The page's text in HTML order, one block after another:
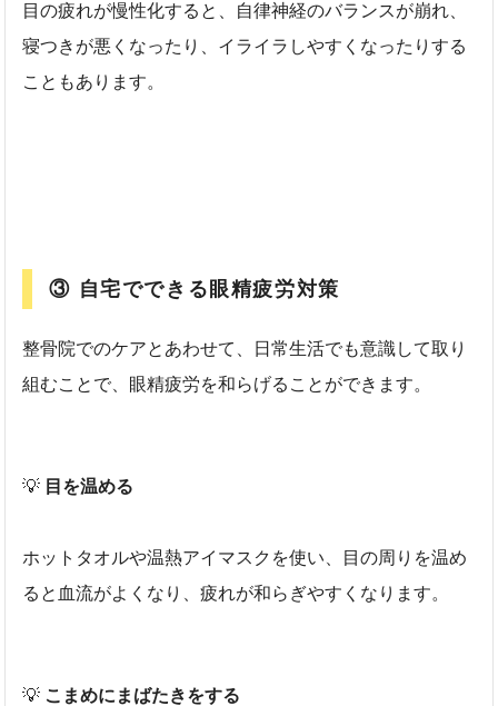
目の疲れが慢性化すると、自律神経のバランスが崩れ、
寝つきが悪くなったり、イライラしやすくなったりする
こともあります。
③ 自宅でできる眼精疲労対策
整骨院でのケアとあわせて、日常生活でも意識して取り
組むことで、眼精疲労を和らげることができます。
💡 目を温める
ホットタオルや温熱アイマスクを使い、目の周りを温め
ると血流がよくなり、疲れが和らぎやすくなります。
💡 こまめにまばたきをする